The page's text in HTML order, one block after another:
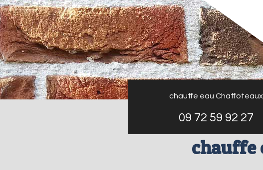
chauffe eau Chaffoteaux
09 72 59 92 27
chauffe